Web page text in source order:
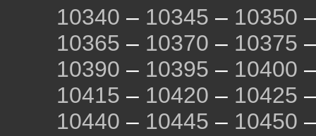
10340 – 10345 – 10350
10365 – 10370 – 10375
10390 – 10395 – 10400
10415 – 10420 – 10425
10440 – 10445 – 10450